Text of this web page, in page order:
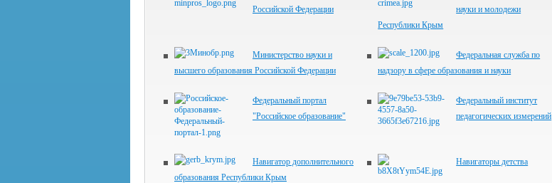
Российской Федерации
науки и молодежи
Республики Крым
Министерство науки и
высшего образования Российской Федерации
Федеральная служба по
надзору в сфере образования и науки
Федеральный портал
"Российское образование"
Федеральный институт
педагогических измерений
Навигатор дополнительного
образования Республики Крым
Навигаторы детства